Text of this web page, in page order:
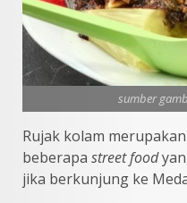
sumber
Rujak kolam
beberapa street food
jika berkunjung ke